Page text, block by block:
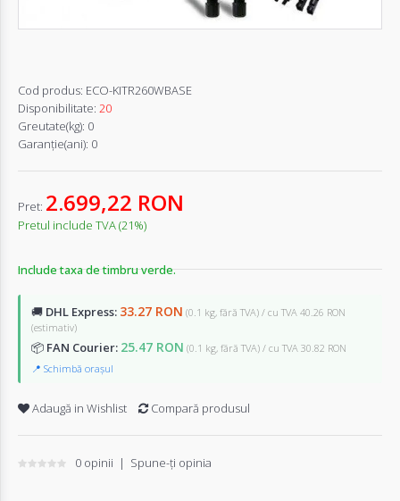
Cod produs: ECO-KITR260WBASE
Disponibilitate: 20
Greutate(kg): 0
Garanţie(ani): 0
Pret: 2.699,22 RON
Pretul include TVA (21%)
Include taxa de timbru verde.
🚚 DHL Express: 33.27 RON (0.1 kg, fără TVA) / cu TVA 40.26 RON
(estimativ)
📦 FAN Courier: 25.47 RON (0.1 kg, fără TVA) / cu TVA 30.82 RON
📍 Schimbă orașul
Adaugă in Wishlist Compară produsul
0 opinii | Spune-ţi opinia